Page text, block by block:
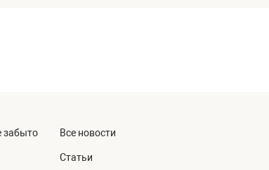
забыто Все новости
Статьи